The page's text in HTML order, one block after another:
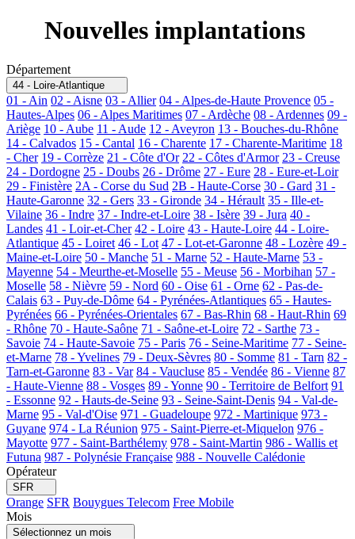
Nouvelles implantations
Département
44 - Loire-Atlantique
01 - Ain 02 - Aisne 03 - Allier 04 - Alpes-de-Haute Provence 05 -
Hautes-Alpes 06 - Alpes Maritimes 07 - Ardèche 08 - Ardennes 09 -
Ariège 10 - Aube 11 - Aude 12 - Aveyron 13 - Bouches-du-Rhône
14 - Calvados 15 - Cantal 16 - Charente 17 - Charente-Maritime 18
- Cher 19 - Corrèze 21 - Côte d'Or 22 - Côtes d'Armor 23 - Creuse
24 - Dordogne 25 - Doubs 26 - Drôme 27 - Eure 28 - Eure-et-Loir
29 - Finistère 2A - Corse du Sud 2B - Haute-Corse 30 - Gard 31 -
Haute-Garonne 32 - Gers 33 - Gironde 34 - Hérault 35 - Ille-et-
Vilaine 36 - Indre 37 - Indre-et-Loire 38 - Isère 39 - Jura 40 -
Landes 41 - Loir-et-Cher 42 - Loire 43 - Haute-Loire 44 - Loire-
Atlantique 45 - Loiret 46 - Lot 47 - Lot-et-Garonne 48 - Lozère 49 -
Maine-et-Loire 50 - Manche 51 - Marne 52 - Haute-Marne 53 -
Mayenne 54 - Meurthe-et-Moselle 55 - Meuse 56 - Morbihan 57 -
Moselle 58 - Nièvre 59 - Nord 60 - Oise 61 - Orne 62 - Pas-de-
Calais 63 - Puy-de-Dôme 64 - Pyrénées-Atlantiques 65 - Hautes-
Pyrénées 66 - Pyrénées-Orientales 67 - Bas-Rhin 68 - Haut-Rhin 69
- Rhône 70 - Haute-Saône 71 - Saône-et-Loire 72 - Sarthe 73 -
Savoie 74 - Haute-Savoie 75 - Paris 76 - Seine-Maritime 77 - Seine-
et-Marne 78 - Yvelines 79 - Deux-Sèvres 80 - Somme 81 - Tarn 82 -
Tarn-et-Garonne 83 - Var 84 - Vaucluse 85 - Vendée 86 - Vienne 87
- Haute-Vienne 88 - Vosges 89 - Yonne 90 - Territoire de Belfort 91
- Essonne 92 - Hauts-de-Seine 93 - Seine-Saint-Denis 94 - Val-de-
Marne 95 - Val-d'Oise 971 - Guadeloupe 972 - Martinique 973 -
Guyane 974 - La Réunion 975 - Saint-Pierre-et-Miquelon 976 -
Mayotte 977 - Saint-Barthélemy 978 - Saint-Martin 986 - Wallis et
Futuna 987 - Polynésie Française 988 - Nouvelle Calédonie
Opérateur
SFR
Orange SFR Bouygues Telecom Free Mobile
Mois
Sélectionnez un mois